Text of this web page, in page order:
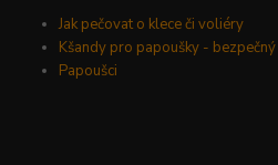
Jak pečovat o klece či voliéry
Kšandy pro papoušky -
Papoušci